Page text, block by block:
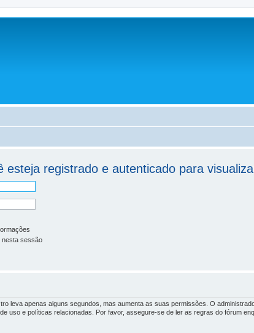
esteja registrado e autenticado para
nesta sessão
leva apenas alguns segundos, mas aumenta as suas permissões. O
uso e políticas relacionadas. Por favor, assegure-se de ler as regras do fórum